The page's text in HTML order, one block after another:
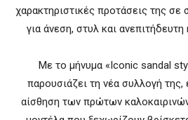
χαρακτηριστικές προτάσεις της σε
για άνεση, στυλ και ανεπιτήδευτη
Με το μήνυμα «Iconic sandal
παρουσιάζει τη νέα συλλογή
αίσθηση των πρώτων